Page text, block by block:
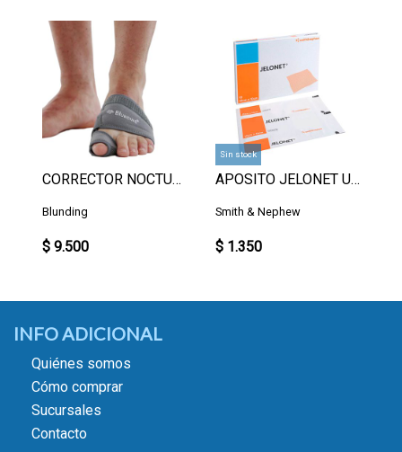
CORRECTOR NOCTURNO IZQUIERDO S
Blunding
$ 9.500
Sin stock
APOSITO JELONET UN.
Smith & Nephew
$ 1.350
INFO ADICIONAL
Quiénes somos
Cómo comprar
Sucursales
Contacto